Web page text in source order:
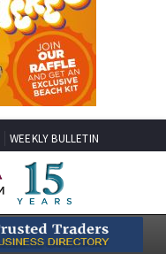
WEEKLY BULLETIN